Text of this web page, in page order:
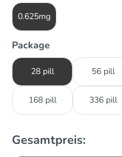
0.625mg
Package
28 pill 56 pill
168 pill 336 pill
Gesamtpreis: